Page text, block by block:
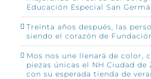
Educación Especial San
Treinta años después, las
siendo el corazón de
Mos nos une llenará de color,
piezas únicas el NH Ciudad de
con su esperada tienda de